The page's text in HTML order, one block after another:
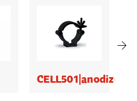
CELL501|anodized